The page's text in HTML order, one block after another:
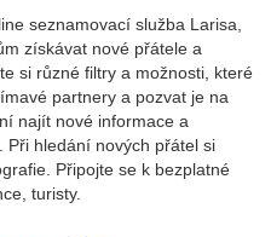
seznamovací služba Larisa,
získávat nové přátele a
si různé filtry a možnosti, které
partnery a pozvat je na
najít nové informace a
Při hledání nových přátel si
Připojte se k bezplatné
turisty.